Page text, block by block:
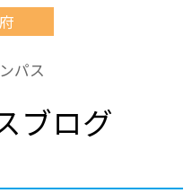
パス
ブログ